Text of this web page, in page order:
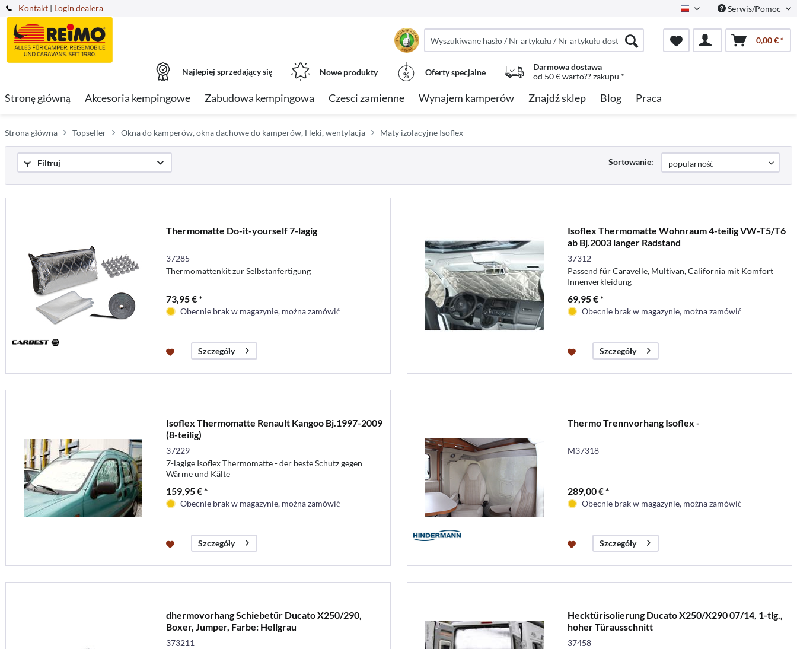
Kontakt Polish Serwis/Pomoc
| Login dealera
0,00 € *
Najlepiej sprzedający się Nowe produkty Oferty specjalne
Darmowa dostawa
od 50 € warto?? zakupu *
Stronę główną Akcesoria kempingowe Zabudowa kempingowa Czesci zamienne Wynajem kamperów Znajdź sklep Blog Praca
Strona główna Topseller Okna do kamperów, okna dachowe do kamperów, Heki, wentylacja Maty izolacyjne Isoflex
Filtruj Sortowanie:
Thermomatte Do-it-yourself 7-lagig
37285
Thermomattenkit zur Selbstanfertigung
73,95 € *
Obecnie brak w magazynie, można zamówić
Szczegóły
Isoflex Thermomatte Wohnraum 4-teilig VW-T5/T6
ab Bj.2003 langer Radstand
37312
Passend für Caravelle, Multivan, California mit Komfort
Innenverkleidung
69,95 € *
Obecnie brak w magazynie, można zamówić
Szczegóły
Isoflex Thermomatte Renault Kangoo Bj.1997-2009
(8-teilig)
37229
7-lagige Isoflex Thermomatte - der beste Schutz gegen
Wärme und Kälte
159,95 € *
Obecnie brak w magazynie, można zamówić
Szczegóły
Thermo Trennvorhang Isoflex -
M37318
289,00 € *
Obecnie brak w magazynie, można zamówić
Szczegóły
dhermovorhang Schiebetür Ducato X250/290,
Boxer, Jumper, Farbe: Hellgrau
373211
Hecktürisolierung Ducato X250/X290 07/14, 1-tlg.,
hoher Türausschnitt
37458